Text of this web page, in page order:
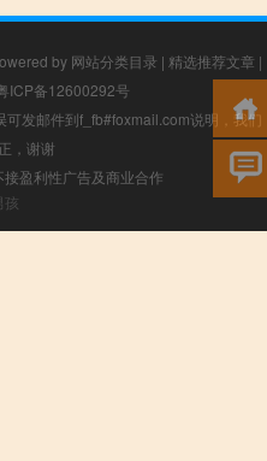
by 网站分类目录 | 精选推荐文章 |
ICP备12600292号
发邮件到f_fb#foxmail.com说明，我们
，谢谢
盈利性广告及商业合作
孩